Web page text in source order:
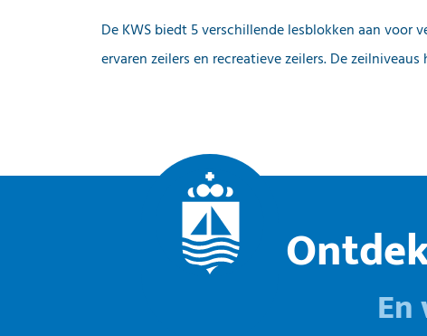
De KWS biedt 5 verschillende lesblokken aan voor
ervaren zeilers en recreatieve zeilers. De